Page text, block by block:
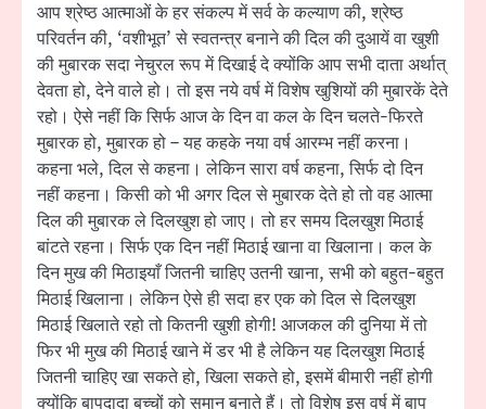
आप श्रेष्ठ आत्माओं के हर संकल्प में सर्व के कल्याण की, श्रेष्ठ
परिवर्तन की, ‘वशीभूत’ से स्वतन्‍त्र बनाने की दिल की दुआयें वा खुशी
की मुबारक सदा नेचुरल रूप में दिखाई दे क्योंकि आप सभी दाता अर्थात्
देवता हो, देने वाले हो। तो इस नये वर्ष में विशेष खुशियों की मुबारकें देते
रहो। ऐसे नहीं कि सिर्फ आज के दिन वा कल के दिन चलते-फिरते
मुबारक हो, मुबारक हो – यह कहके नया वर्ष आरम्भ नहीं करना।
कहना भले, दिल से कहना। लेकिन सारा वर्ष कहना, सिर्फ दो दिन
नहीं कहना। किसी को भी अगर दिल से मुबारक देते हो तो वह आत्मा
दिल की मुबारक ले दिलखुश हो जाए। तो हर समय दिलखुश मिठाई
बांटते रहना। सिर्फ एक दिन नहीं मिठाई खाना वा खिलाना। कल के
दिन मुख की मिठाइयाँ जितनी चाहिए उतनी खाना, सभी को बहुत-बहुत
मिठाई खिलाना। लेकिन ऐसे ही सदा हर एक को दिल से दिलखुश
मिठाई खिलाते रहो तो कितनी खुशी होगी! आजकल की दुनिया में तो
फिर भी मुख की मिठाई खाने में डर भी है लेकिन यह दिलखुश मिठाई
जितनी चाहिए खा सकते हो, खिला सकते हो, इसमें बीमारी नहीं होगी
क्योंकि बापदादा बच्चों को समान बनाते हैं। तो विशेष इस वर्ष में बाप